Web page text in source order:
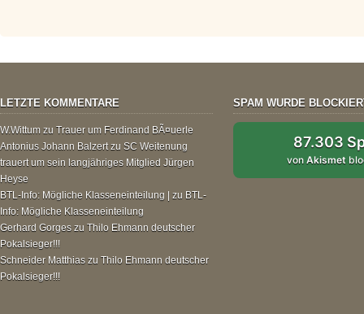
LETZTE KOMMENTARE
W.Wittum zu Trauer um Ferdinand BÃ¤uerle
Antonius Johann Balzertzu SC Weitenung
trauert um sein langjähriges Mitglied Jürgen
Heyse
BTL-Info: Mögliche Klasseneinteilung |
zu BTL-
Info: Mögliche Klasseneinteilung
Gerhard Gorges zu Thilo Ehmann deutscher
Pokalsieger!!!
Schneider Matthias zu Thilo Ehmann deutscher
Pokalsieger!!!
SPAM WURDE
87.303
vonAkismet